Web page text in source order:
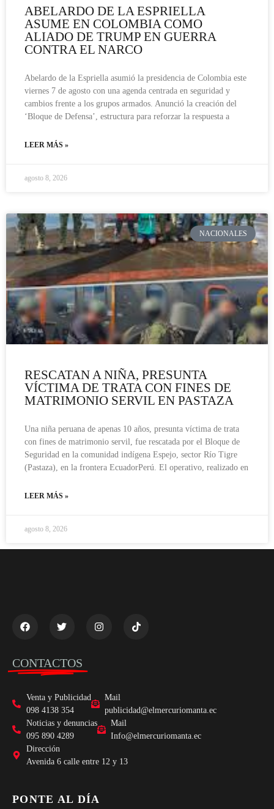
ABELARDO DE LA ESPRIELLA
ASUME EN COLOMBIA COMO
ALIADO DE TRUMP EN GUERRA
CONTRA EL NARCO
Abelardo de la Espriella asumió la presidencia de Colombia este
viernes 7 de agosto con una agenda centrada en seguridad y
cambios frente a los grupos armados. Anunció la creación del
‘Bloque de Defensa’, estructura para reforzar la respuesta a
LEER MÁS »
agosto 8, 2026
NACIONALES
RESCATAN A NIÑA, PRESUNTA
VÍCTIMA DE TRATA CON FINES DE
MATRIMONIO SERVIL EN PASTAZA
Una niña peruana de apenas 10 años, presunta víctima de trata
con fines de matrimonio servil, fue rescatada por el Bloque de
Seguridad en la comunidad indígena Espejo, sector Río Tigre
(Pastaza), en la frontera EcuadorPerú. El operativo, realizado en
LEER MÁS »
agosto 8, 2026
CONTACTOS
Venta y Publicidad
098 4138 354
Mail
publicidad@elmercuriomanta.ec
Noticias y denuncias
095 890 4289
Mail
Info@elmercuriomanta.ec
Dirección
Avenida 6 calle entre 12 y 13
PONTE AL DÍA